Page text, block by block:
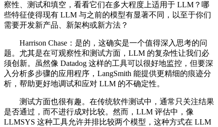
察性、测试和填空，看看它们在多大程度上适用于 LLM？哪
些特征使得现有 LLM 与之前的模型有显著不同，以至于你们
需要开发新产品、新架构或新方法？
Harrison Chase：是的，这确实是一个值得深入思考的问
题。尤其是在可观察性和测试方面，LLM 的复杂性让我们必
须创新。虽然像 Datadog 这样的工具可以很好地监控，但要深
入分析多步骤的应用程序，LangSmith 能提供更精细的痕迹分
析，帮助更好地调试和应对 LLM 的不确定性。
测试方面也很有趣。在传统软件测试中，通常只关注结果
是否通过，而不进行成对比较。然而，LLM 评估中，像
LLMSYS 这种工具允许并排比较两个模型，这种方式在 LLM